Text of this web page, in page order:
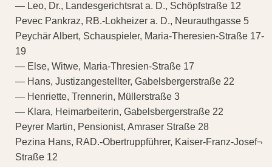
— Leo, Dr., Landesgerichtsrat a. D., Schöpfstraße 12
Pevec Pankraz, RB.-Lokheizer a. D., Neurauthgasse 5
Peychär Albert, Schauspieler, Maria-Theresien-Straße 17-
19
— Else, Witwe, Maria-Thresien-Straße 17
— Hans, Justizangestellter, Gabelsbergerstraße 22
— Henriette, Trennerin, Müllerstraße 3
— Klara, Heimarbeiterin, Gabelsbergerstraße 22
Peyrer Martin, Pensionist, Amraser Straße 28
Pezina Hans, RAD.-Obertruppführer, Kaiser-Franz-Josef¬
Straße 12